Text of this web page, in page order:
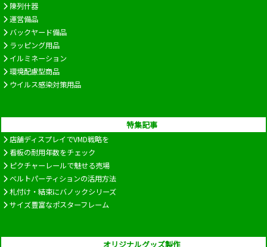
陳列什器
運営備品
バックヤード備品
ラッピング用品
イルミネーション
環境配慮型商品
ウイルス感染対策用品
特集記事
店舗ディスプレイでVMD戦略を
看板の耐用年数をチェック
ピクチャーレールで魅せる売場
ベルトパーティションの活用方法
札付け・結束にバノックシリーズ
サイズ豊富なポスターフレーム
オリジナルグッズ製作